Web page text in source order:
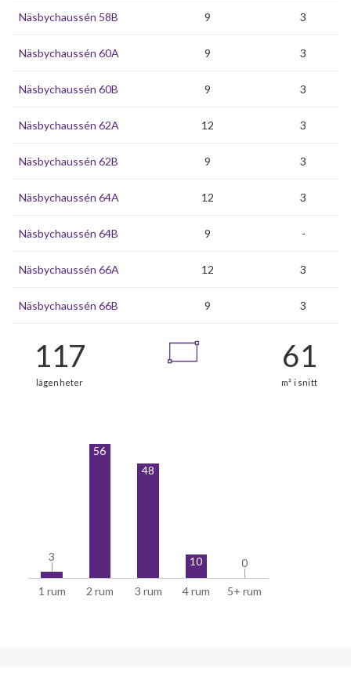
Näsbychaussén 58B 9 3
Näsbychaussén 60A 9 3
Näsbychaussén 60B 9 3
Näsbychaussén 62A 12 3
Näsbychaussén 62B 9 3
Näsbychaussén 64A 12 3
Näsbychaussén 64B 9 -
Näsbychaussén 66A 12 3
Näsbychaussén 66B 9 3
1 rum 2 rum 3 rum 4 rum 5+ rum
3
3
56
48
10 0
0